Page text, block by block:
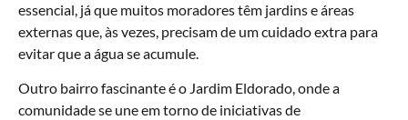
essencial, já que muitos moradores têm jardins e áreas
externas que, às vezes, precisam de um cuidado extra para
evitar que a água se acumule.
Outro bairro fascinante é o Jardim Eldorado, onde a
comunidade se une em torno de iniciativas de